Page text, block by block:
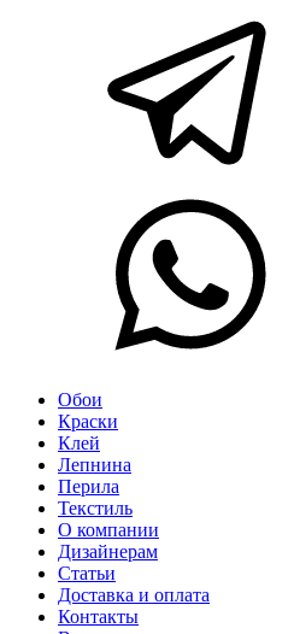
Обои
Краски
Клей
Лепнина
Перила
Текстиль
О компании
Дизайнерам
Статьи
Доставка и оплата
Контакты